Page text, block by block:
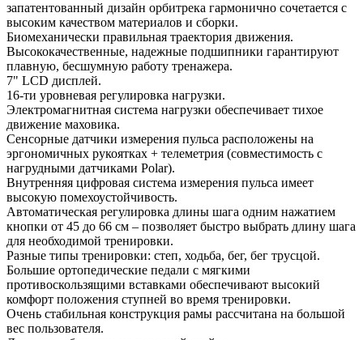
запатентованный дизайн орбитрека гармонично сочетается с
высоким качеством материалов и сборки.
Биомеханически правильная траектория движения.
Высококачественные, надежные подшипники гарантируют
плавную, бесшумную работу тренажера.
7" LCD дисплей.
16-ти уровневая регулировка нагрузки.
Электромагнитная система нагрузки обеспечивает тихое
движение маховика.
Сенсорные датчики измерения пульса расположены на
эргономичных рукоятках + телеметрия (совместимость с
нагрудными датчиками Polar).
Внутренняя цифровая система измерения пульса имеет
высокую помехоустойчивость.
Автоматическая регулировка длины шага одним нажатием
кнопки от 45 до 66 см – позволяет быстро выбрать длину шага
для необходимой тренировки.
Разные типы тренировки: степ, ходьба, бег, бег трусцой.
Большие ортопедические педали с мягкими
противоскользящими вставками обеспечивают высокий
комфорт положения ступней во время тренировки.
Очень стабильная конструкция рамы рассчитана на большой
вес пользователя.